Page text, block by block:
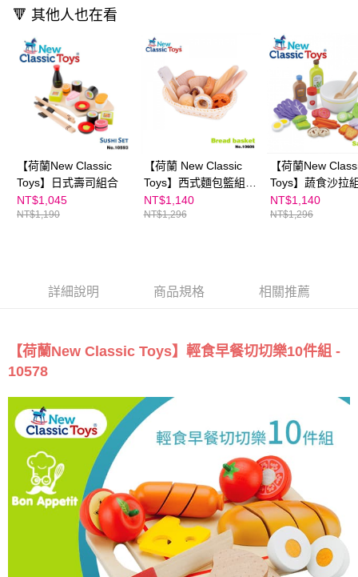
權轉讓予恩沛科技股份有限公司。
https://aftee.tw/terms/#terms3
３．未成年的使用者請事先徵得法定代理人或監護人之同意方可使用
「AFTEE先享後付」，若未經同意申辦者引起之損失，本公司不負相關責
４．使用「AFTEE先享後付」時，將依據個別帳號之用戶狀況，依本公司即
時審查核予不同之上限額度；若仍有額度不足之情形，本公司將視審查結果
請求用戶進行身份認證。
５．嚴禁一人註冊多個帳號或使用他人資訊註冊。若發現惡意使用之情形，
恩沛科技股份有限公司將有權停止該用戶之使用額度並採取法律行動。
🔻 其他人也在看
【荷蘭New Classic
Toys】日式壽司組合
NT$1,045
NT$1,190
【荷蘭 New Classic
Toys】西式麵包籃組
合-12件組 10605
NT$1,140
NT$1,296
【荷蘭New
Toys】蔬食沙拉
10592
NT$1,140
NT$1,296
詳細說明 商品規格 相關推薦
【荷蘭New Classic Toys】輕食早餐切切樂10件組 -
10578